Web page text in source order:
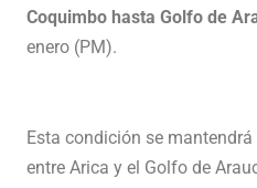
Coquimbo hasta Golfo
enero (PM).
Esta condición se
entre Arica y el Golfo de